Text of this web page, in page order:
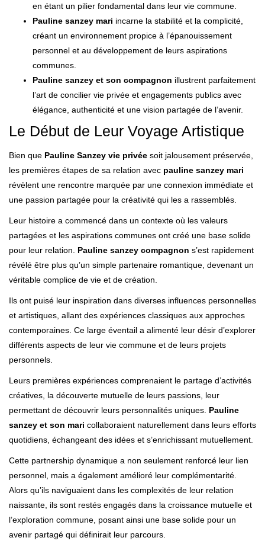
en étant un pilier fondamental dans leur vie commune.
Pauline sanzey mari incarne la stabilité et la complicité,
créant un environnement propice à l’épanouissement
personnel et au développement de leurs aspirations
communes.
Pauline sanzey et son compagnon illustrent parfaitement
l’art de concilier vie privée et engagements publics avec
élégance, authenticité et une vision partagée de l’avenir.
Le Début de Leur Voyage Artistique
Bien que Pauline Sanzey vie privée soit jalousement préservée,
les premières étapes de sa relation avec pauline sanzey mari
révèlent une rencontre marquée par une connexion immédiate et
une passion partagée pour la créativité qui les a rassemblés.
Leur histoire a commencé dans un contexte où les valeurs
partagées et les aspirations communes ont créé une base solide
pour leur relation. Pauline sanzey compagnon s’est rapidement
révélé être plus qu’un simple partenaire romantique, devenant un
véritable complice de vie et de création.
Ils ont puisé leur inspiration dans diverses influences personnelles
et artistiques, allant des expériences classiques aux approches
contemporaines. Ce large éventail a alimenté leur désir d’explorer
différents aspects de leur vie commune et de leurs projets
personnels.
Leurs premières expériences comprenaient le partage d’activités
créatives, la découverte mutuelle de leurs passions, leur
permettant de découvrir leurs personnalités uniques. Pauline
sanzey et son mari collaboraient naturellement dans leurs efforts
quotidiens, échangeant des idées et s’enrichissant mutuellement.
Cette partnership dynamique a non seulement renforcé leur lien
personnel, mais a également amélioré leur complémentarité.
Alors qu’ils naviguaient dans les complexités de leur relation
naissante, ils sont restés engagés dans la croissance mutuelle et
l’exploration commune, posant ainsi une base solide pour un
avenir partagé qui définirait leur parcours.